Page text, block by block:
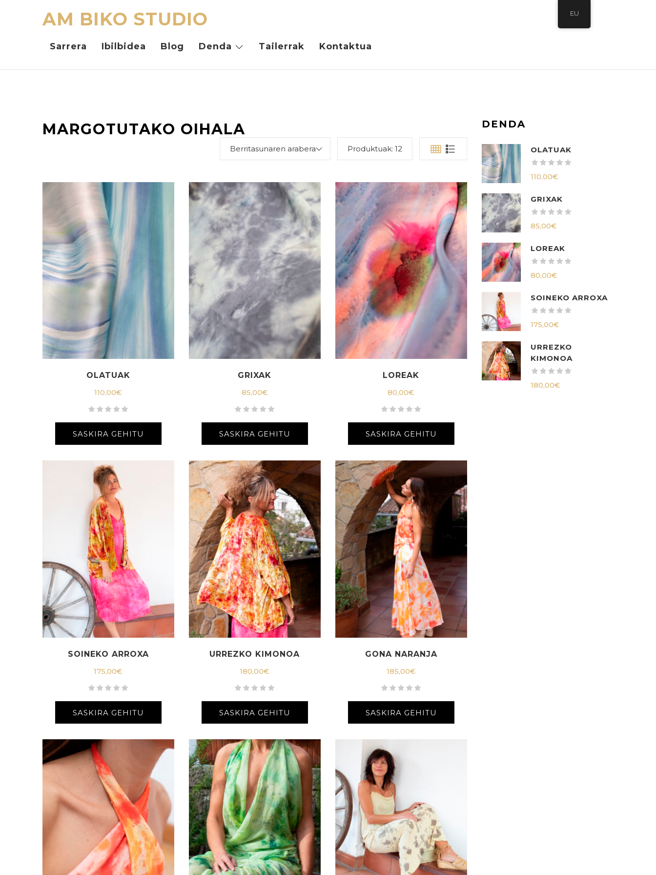
AM BIKO STUDIO
Sarrera Ibilbidea Blog Denda Tailerrak Kontaktua
MARGOTUTAKO OIHALA
Berritasunaren arabera Produktuak: 12
OLATUAK
110,00€
SASKIRA GEHITU
GRIXAK
85,00€
SASKIRA GEHITU
LOREAK
80,00€
SASKIRA GEHITU
SOINEKO ARROXA
175,00€
SASKIRA GEHITU
URREZKO KIMONOA
180,00€
SASKIRA GEHITU
GONA NARANJA
185,00€
SASKIRA GEHITU
DENDA
OLATUAK
110,00€
GRIXAK
85,00€
LOREAK
80,00€
SOINEKO ARROXA
175,00€
URREZKO
KIMONOA
180,00€
EU